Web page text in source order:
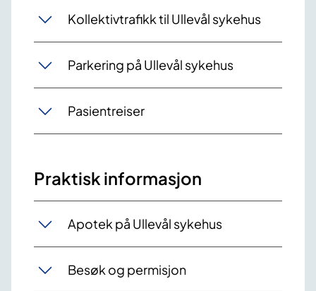
Kollektivtrafikk til Ullevål sykehus
Parkering på Ullevål sykehus
Pasientreiser
Praktisk informasjon
Apotek på Ullevål sykehus
Besøk og permisjon